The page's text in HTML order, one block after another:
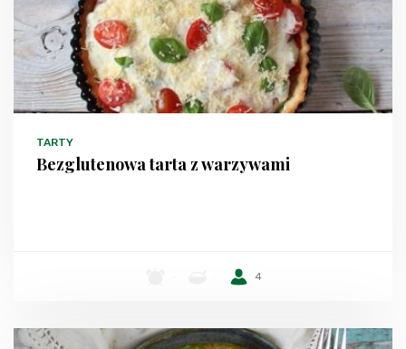
TARTY
Bezglutenowa tarta z warzywami
4